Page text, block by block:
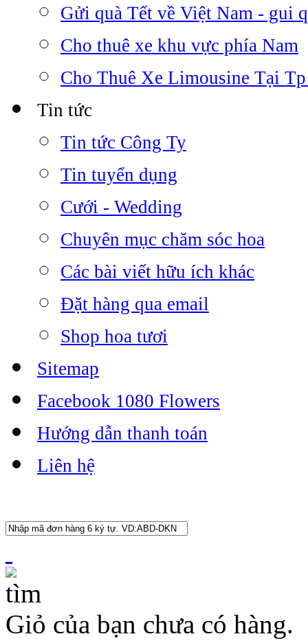
Gửi quà Tết về Việt Nam - gui
Cho thuê xe khu vực phía Nam
Cho Thuê Xe Limousine Tại
Tin tức
Tin tức Công Ty
Tin tuyển dụng
Cưới - Wedding
Chuyên mục chăm sóc hoa
Các bài viết hữu ích khác
Đặt hàng qua email
Shop hoa tươi
Sitemap
Facebook 1080 Flowers
Hướng dẫn thanh toán
Liên hệ
Giỏ của bạn chưa có hàng.